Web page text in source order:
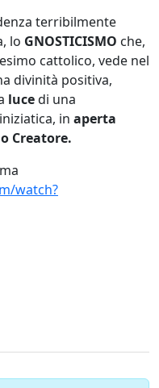
terribilmente
lo GNOSTICISMO che,
cattolico, vede nel
divinità positiva,
lucedi una
in aperta
Creatore.
watch?
anticipata dei
in Vaticano.